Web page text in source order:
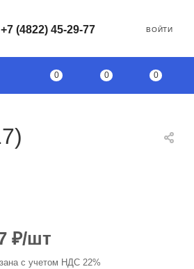
+7 (4822) 45-29-77 ВОЙТИ
0 0 0
₽/шт
с учетом НДС 22%